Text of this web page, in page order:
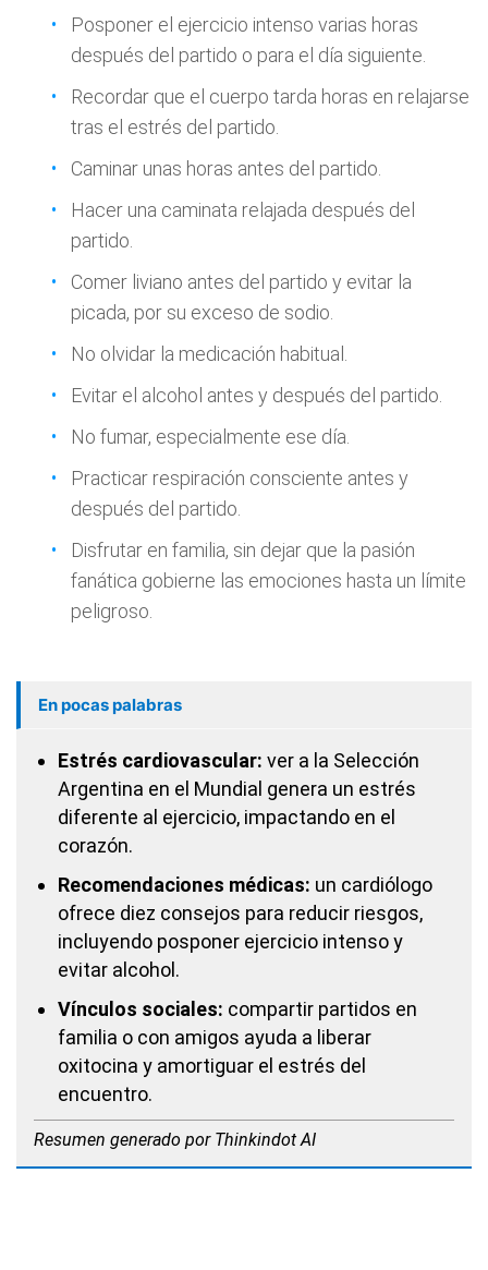
Posponer el ejercicio intenso varias horas
después del partido o para el día siguiente.
Recordar que el cuerpo tarda horas en relajarse
tras el estrés del partido.
Caminar unas horas antes del partido.
Hacer una caminata relajada después del
partido.
Comer liviano antes del partido y evitar la
picada, por su exceso de sodio.
No olvidar la medicación habitual.
Evitar el alcohol antes y después del partido.
No fumar, especialmente ese día.
Practicar respiración consciente antes y
después del partido.
Disfrutar en familia, sin dejar que la pasión
fanática gobierne las emociones hasta un límite
peligroso.
En pocas palabras
Estrés cardiovascular: ver a la Selección
Argentina en el Mundial genera un estrés
diferente al ejercicio, impactando en el
corazón.
Recomendaciones médicas: un cardiólogo
ofrece diez consejos para reducir riesgos,
incluyendo posponer ejercicio intenso y
evitar alcohol.
Vínculos sociales: compartir partidos en
familia o con amigos ayuda a liberar
oxitocina y amortiguar el estrés del
encuentro.
Resumen generado por Thinkindot AI